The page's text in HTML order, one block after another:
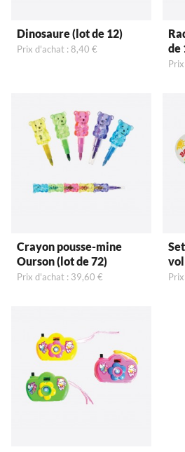
Dinosaure (lot de 12)
Prix d'achat : 8,40 €
de
Crayon pousse-mine
Ourson (lot de 72)
Prix d'achat : 39,60 €